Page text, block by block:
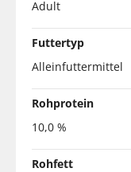
Adult
Futtertyp
Alleinfuttermittel
Rohprotein
10,0 %
Rohfett